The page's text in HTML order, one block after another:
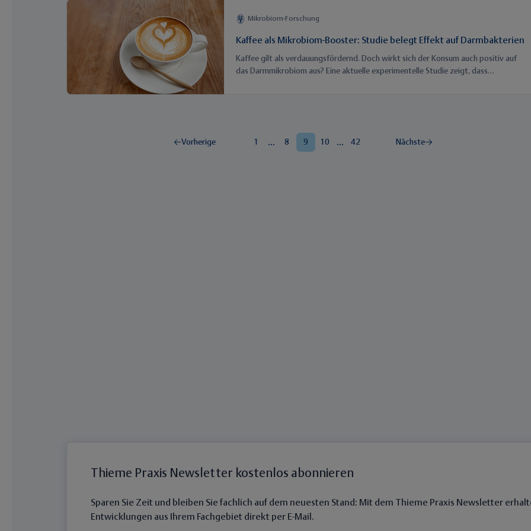
1.140 Leben gerettet werden – doch pauschale Sparvorgaben gefährden
Mikrobiom-Forschung
Kaffee als Mikrobiom-Booster: Studie belegt Effekt auf Darmbakterien
Kaffee gilt als verdauungsfördernd. Doch wirkt sich der Konsum auch positiv auf
das Darmmikrobiom aus? Eine aktuelle experimentelle Studie zeigt, dass
Vorherige 1 ... 8 9 10 ... 42 Nächste
Thieme Praxis Newsletter kostenlos abonnieren
Sparen Sie Zeit und bleiben Sie fachlich auf dem neuesten Stand: Mit dem Thieme Praxis Newsletter
Entwicklungen aus Ihrem Fachgebiet direkt per E-Mail.